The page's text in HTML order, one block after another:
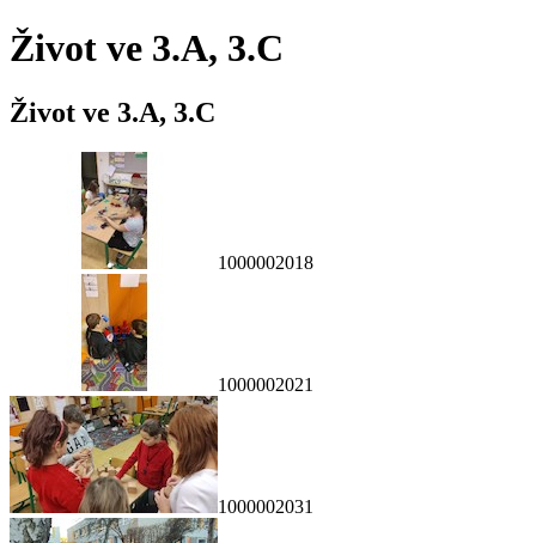
Život ve 3.A, 3.C
Život ve 3.A, 3.C
1000002018
1000002021
1000002031